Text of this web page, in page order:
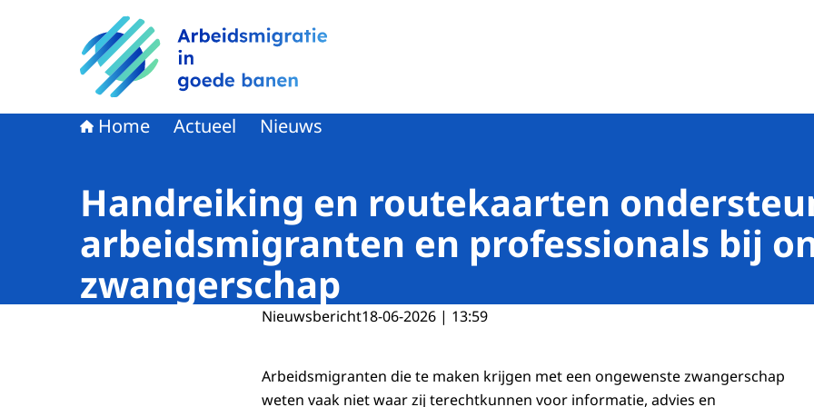
Naar de homepage van Arbeidsmigratie in goede banen
Home Actueel Nieuws
Handreiking en routekaarten
arbeidsmigranten en professionals bij
zwangerschap
Nieuwsbericht18-06-2026 | 13:59
Arbeidsmigranten die te maken krijgen met een ongewenste zwangerschap
weten vaak niet waar zij terechtkunnen voor informatie, advies en